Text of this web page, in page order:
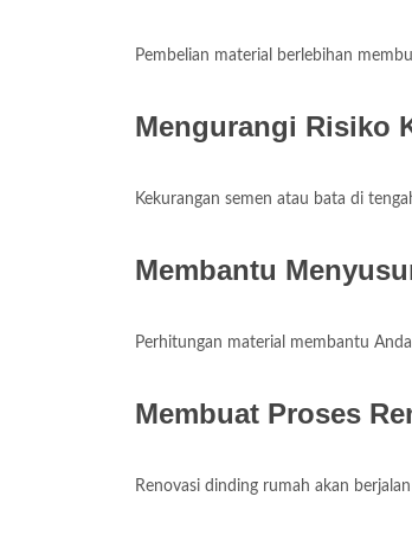
Pembelian material berlebihan
Mengurangi Risiko
Kekurangan semen atau bata di
Membantu
Perhitungan material membantu
Membuat Proses
Renovasi dinding rumah akan